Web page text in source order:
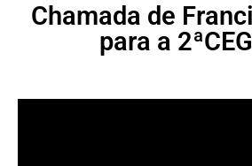
Chamada de
para a